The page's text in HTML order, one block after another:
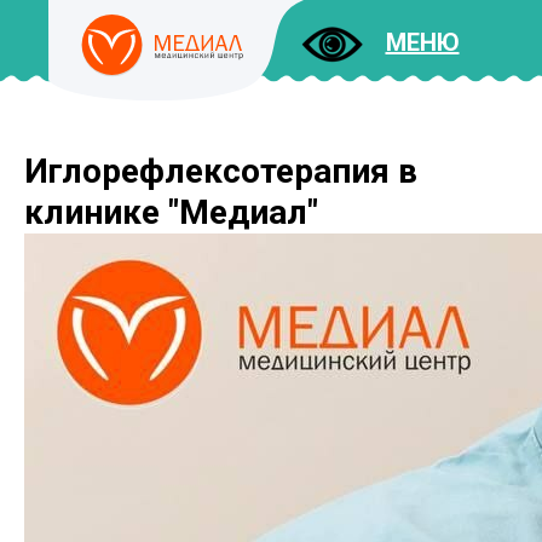
МЕНЮ
ДОКУМЕНТЫ
Иглорефлексотерапия в
клинике "Медиал"